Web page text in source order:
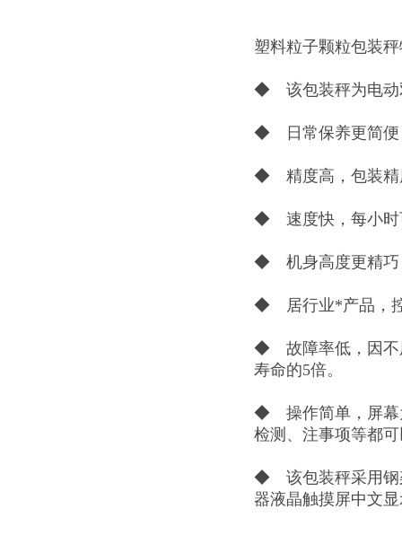
塑料粒子颗粒包装
◆ 该包装秤为电动
◆ 日常保养更简便
◆ 精度高，包装精
◆ 速度快，每小时
◆ 机身高度更精巧
◆ 居行业*产品，控
◆ 故障率低，因不
寿命的5倍。
◆ 操作简单，屏幕
检测、注事项等都
◆ 该包装秤采用钢
器液晶触摸屏中文